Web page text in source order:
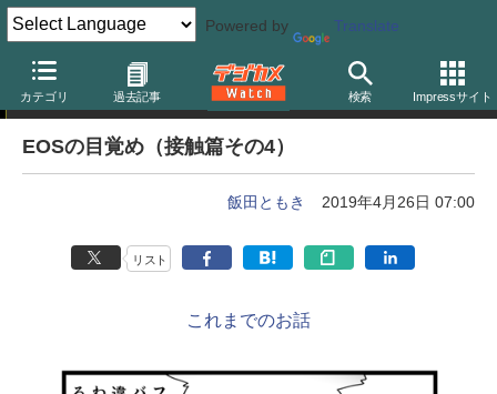
Powered by Translate
カテゴリ 過去記事 検索 Impressサイト
カメラバカにつける薬 in デジカメ Watch
EOSの目覚め（接触篇その4）
飯田ともき 2019年4月26日 07:00
リスト
これまでのお話